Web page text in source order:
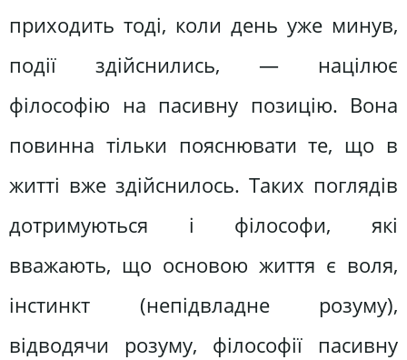
приходить тоді, коли день уже минув,
події здійснились, — націлює
філософію на пасивну позицію. Вона
повинна тільки пояснювати те, що в
житті вже здійснилось. Таких поглядів
дотримуються і філософи, які
вважають, що основою життя є воля,
інстинкт (непідвладне розуму),
відводячи розуму, філософії пасивну